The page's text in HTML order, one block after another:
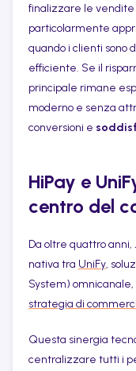
finalizzare le
particolarmente
quando i clienti sono
efficiente. Se il
principale rimane
moderno e senza
conversioni e
HiPay e
centro del
Da oltre quattro anni,
nativa tra UniFy,
System)
strategia di
Questa sinergia
centralizzare tutti i